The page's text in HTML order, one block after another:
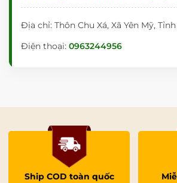
Địa chỉ: Thôn Chu Xá, Xã Yên Mỹ,
Điện thoại: 0963244956
Ship COD toàn quốc